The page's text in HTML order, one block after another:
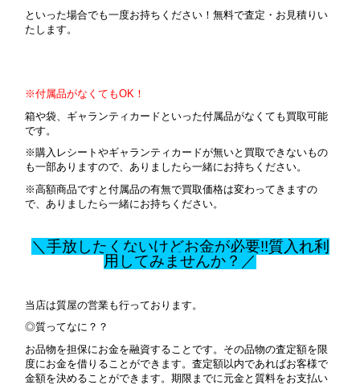
といった場合でも一度お持ちください！無料で査定・お見積りい
たします。
※付属品がなくてもOK！
箱や袋、ギャランティカードといった付属品がなくても買取可能
です。
※購入レシートやギャランティカードが無いと買取できないもの
も一部ありますので、ありましたら一緒にお持ちください。
※高額商品ですと付属品の有無で買取価格は変わってきますの
で、ありましたら一緒にお持ちください。
＼手放したくないけどお金が必要!!質入れ利
用してみませんか？／
当店は質屋の営業も行っております。
◎質ってなに？？
お品物を担保にお金を融資することです。その品物の査定額を限
度にお金を借りることができます。査定額以内であればお客様で
金額を決めることができます。期限までに元金と質料をお支払い